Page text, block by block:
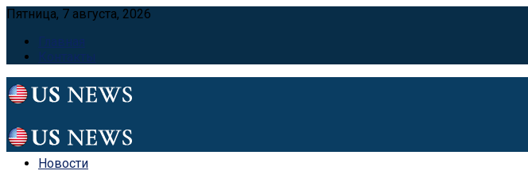
Пятница, 7 августа, 2026
Главная
Контакты
Новости